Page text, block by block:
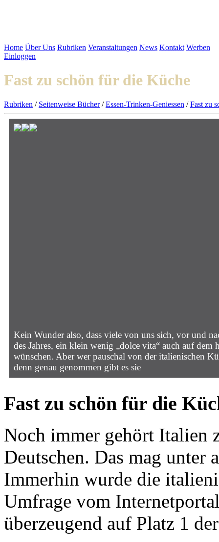
Home Über Uns Rubriken Veranstaltungen News Kontakt Werben
Einloggen
Fast zu schön für die Küche
Rubriken / Seitenweise Bücher/Essen-Trinken-Geniessen /Fast zu
Kein Wunder also, dass viele von uns sich, vor und
des Jahres, ein klein wenig „dolce vita“ auch auf dem
wünschen. Aber wer pauschal von der italienischen
denn genau genommen gibt es sie
Fast zu schön für die
Noch immer gehört Italien
Deutschen. Das mag unter
Immerhin wurde die
Umfrage vom
überzeugend auf Platz 1